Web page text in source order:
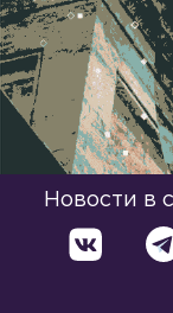
Новости в